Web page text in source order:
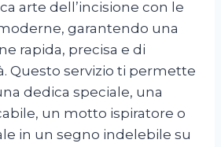
arte dell’incisione con le
garantendo una
rapida, precisa e di
Questo servizio ti permette
dedica speciale, una
un motto ispiratore o
in un segno indelebile su